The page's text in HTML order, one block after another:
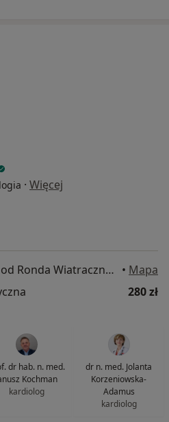
· Więcej
Kobielska 23, wejście od Ronda Wiatraczna, Galeria Grochów, Warszawa • Mapa
280 zł
dr hab. n. med.
Kochman
kardiolog
dr n. med. Jolanta
Korzeniowska-
Adamus
kardiolog